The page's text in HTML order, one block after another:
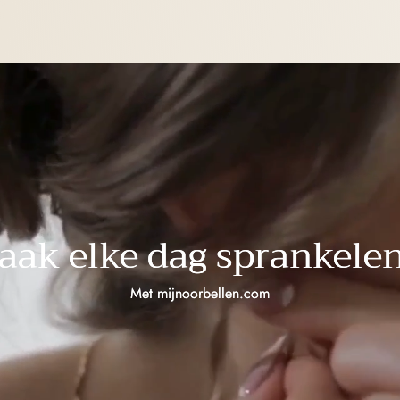
elke dag
Met mijnoorbellen.com